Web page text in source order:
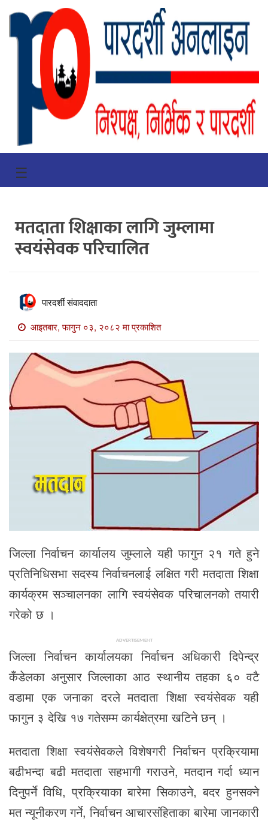
गृहपृष्ठ
भिडियो
प्रमुख
खबर
समाचार
खबर
माडी
विविध
☰
मतदाता शिक्षाका लागि जुम्लामा
स्वयंसेवक परिचालित
पारदर्शी संवाददाता
आइतबार, फागुन ०३, २०८२ मा प्रकाशित
जिल्ला निर्वाचन कार्यालय जुम्लाले यही फागुन २१ गते हुने
प्रतिनिधिसभा सदस्य निर्वाचनलाई लक्षित गरी मतदाता शिक्षा
कार्यक्रम सञ्चालनका लागि स्वयंसेवक परिचालनको तयारी
गरेको छ ।
ADVERTISEMENT
जिल्ला निर्वाचन कार्यालयका निर्वाचन अधिकारी दिपेन्द्र
कँडेलका अनुसार जिल्लाका आठ स्थानीय तहका ६० वटै
वडामा एक जनाका दरले मतदाता शिक्षा स्वयंसेवक यही
फागुन ३ देखि १७ गतेसम्म कार्यक्षेत्रमा खटिने छन् ।
मतदाता शिक्षा स्वयंसेवकले विशेषगरी निर्वाचन प्रक्रियामा
बढीभन्दा बढी मतदाता सहभागी गराउने, मतदान गर्दा ध्यान
दिनुपर्ने विधि, प्रक्रियाका बारेमा सिकाउने, बदर हुनसक्ने
मत न्यूनीकरण गर्ने, निर्वाचन आचारसंहिताका बारेमा जानकारी